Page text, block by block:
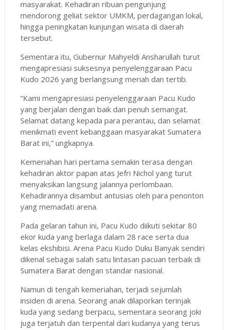
masyarakat. Kehadiran ribuan pengunjung
mendorong geliat sektor UMKM, perdagangan lokal,
hingga peningkatan kunjungan wisata di daerah
tersebut.
Sementara itu, Gubernur Mahyeldi Ansharullah turut
mengapresiasi suksesnya penyelenggaraan Pacu
Kudo 2026 yang berlangsung meriah dan tertib.
“Kami mengapresiasi penyelenggaraan Pacu Kudo
yang berjalan dengan baik dan penuh semangat.
Selamat datang kepada para perantau, dan selamat
menikmati event kebanggaan masyarakat Sumatera
Barat ini,” ungkapnya.
Kemeriahan hari pertama semakin terasa dengan
kehadiran aktor papan atas Jefri Nichol yang turut
menyaksikan langsung jalannya perlombaan.
Kehadirannya disambut antusias oleh para penonton
yang memadati arena.
Pada gelaran tahun ini, Pacu Kudo diikuti sekitar 80
ekor kuda yang berlaga dalam 28 race serta dua
kelas ekshibisi. Arena Pacu Kudo Duku Banyak sendiri
dikenal sebagai salah satu lintasan pacuan terbaik di
Sumatera Barat dengan standar nasional.
Namun di tengah kemeriahan, terjadi sejumlah
insiden di arena. Seorang anak dilaporkan terinjak
kuda yang sedang berpacu, sementara seorang joki
juga terjatuh dan terpental dari kudanya yang terus